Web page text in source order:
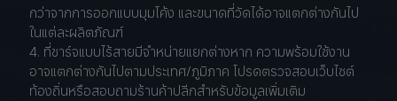
กว่าจากการออกแบบมุมโค้ง และขนาดที่วัดได้อาจแตกต่างกันไป
ในแต่ละผลิตภัณฑ์
4. ที่ชาร์จแบบไร้สายมีจำหน่ายแยกต่างหาก ความพร้อมใช้งาน
อาจแตกต่างกันไปตามประเทศ/ภูมิภาค โปรดตรวจสอบเว็บไซต์
ท้องถิ่นหรือสอบถามร้านค้าปลีกสำหรับข้อมูลเพิ่มเติม